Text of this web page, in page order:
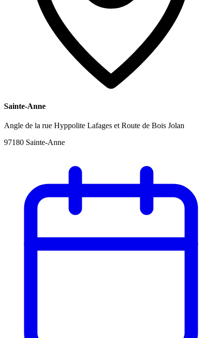
Sainte-Anne
Angle de la rue Hyppolite Lafages et Route de Bois Jolan
97180 Sainte-Anne